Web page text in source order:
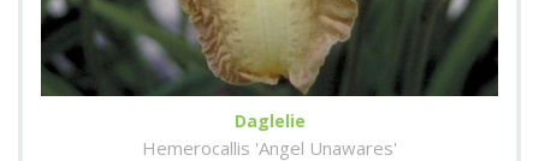
Daglelie
Hemerocallis 'Angel Unawares'